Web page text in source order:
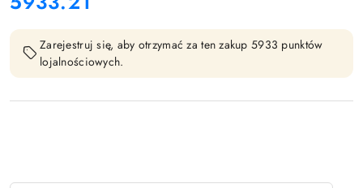
Zarejestruj się, aby otrzymać za ten zakup 5933 punktów
lojalnościowych.